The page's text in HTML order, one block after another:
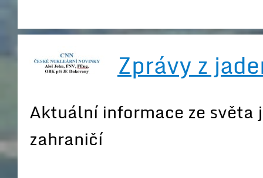
Zprávy z
Aktuální informace ze světa
zahraničí